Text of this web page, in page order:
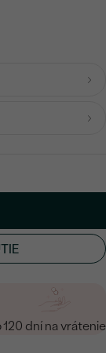
120 dní na vrátenie